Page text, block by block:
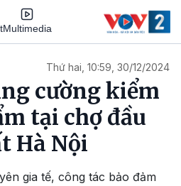
Multimedia
Thứ hai, 10:59, 30/12/2024
cường kiểm
tại chợ đầu
Hà Nội
gia tế, công tác bảo đảm